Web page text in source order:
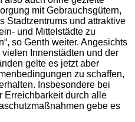
mit Gebrauchsgütern,
Stadtzentrums und attraktive
und Mittelstädte zu
so Genth weiter. Angesichts
Innenstädten und der
gelte es jetzt aber
zu schaffen,
Insbesondere bei
Erreichbarkeit durch alle
gebe es